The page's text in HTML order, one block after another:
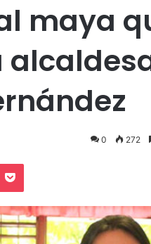
maya
0 272
Pocket